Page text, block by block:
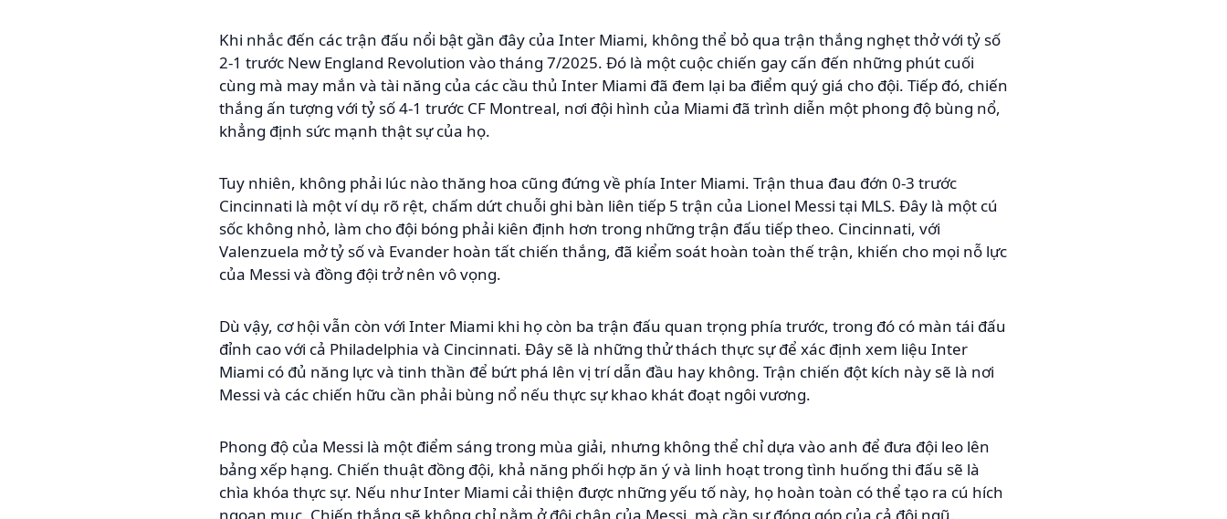
Khi nhắc đến các trận đấu nổi bật gần đây của Inter Miami, không thể bỏ qua trận thắng nghẹt thở với tỷ số
2-1 trước New England Revolution vào tháng 7/2025. Đó là một cuộc chiến gay cấn đến những phút cuối
cùng mà may mắn và tài năng của các cầu thủ Inter Miami đã đem lại ba điểm quý giá cho đội. Tiếp đó, chiến
thắng ấn tượng với tỷ số 4-1 trước CF Montreal, nơi đội hình của Miami đã trình diễn một phong độ bùng nổ,
khẳng định sức mạnh thật sự của họ.
Tuy nhiên, không phải lúc nào thăng hoa cũng đứng về phía Inter Miami. Trận thua đau đớn 0-3 trước
Cincinnati là một ví dụ rõ rệt, chấm dứt chuỗi ghi bàn liên tiếp 5 trận của Lionel Messi tại MLS. Đây là một cú
sốc không nhỏ, làm cho đội bóng phải kiên định hơn trong những trận đấu tiếp theo. Cincinnati, với
Valenzuela mở tỷ số và Evander hoàn tất chiến thắng, đã kiểm soát hoàn toàn thế trận, khiến cho mọi nỗ lực
của Messi và đồng đội trở nên vô vọng.
Dù vậy, cơ hội vẫn còn với Inter Miami khi họ còn ba trận đấu quan trọng phía trước, trong đó có màn tái đấu
đỉnh cao với cả Philadelphia và Cincinnati. Đây sẽ là những thử thách thực sự để xác định xem liệu Inter
Miami có đủ năng lực và tinh thần để bứt phá lên vị trí dẫn đầu hay không. Trận chiến đột kích này sẽ là nơi
Messi và các chiến hữu cần phải bùng nổ nếu thực sự khao khát đoạt ngôi vương.
Phong độ của Messi là một điểm sáng trong mùa giải, nhưng không thể chỉ dựa vào anh để đưa đội leo lên
bảng xếp hạng. Chiến thuật đồng đội, khả năng phối hợp ăn ý và linh hoạt trong tình huống thi đấu sẽ là
chìa khóa thực sự. Nếu như Inter Miami cải thiện được những yếu tố này, họ hoàn toàn có thể tạo ra cú hích